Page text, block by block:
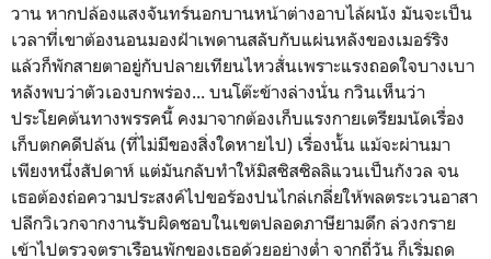
วาน หากปล้องแสงจันทร์นอกบานหน้าต่างอาบไล้ผนัง มันจะเป็น
เวลาที่เขาต้องนอนมองฝ้าเพดานสลับกับแผ่นหลังของเมอร์ริง
แล้วก็พักสายตาอยู่กับปลายเทียนไหวสั่นเพราะแรงถอดใจบางเบา
หลังพบว่าตัวเองบกพร่อง... บนโต๊ะข้างล่างนั่น กวินเห็นว่า
ประโยคต้นทางพรรคนี้ คงมาจากต้องเก็บแรงกายเตรียมนัดเรื่อง
เก็บตกคดีปล้น (ที่ไม่มีของสิ่งใดหายไป) เรื่องนั้น แม้จะผ่านมา
เพียงหนึ่งสัปดาห์ แต่มันกลับทำให้มิสซิสซิลลิแวนเป็นกังวล จน
เธอต้องถ่อความประสงค์ไปขอร้องปนไกล่เกลี่ยให้พลตระเวนอาสา
ปลีกวิเวกจากงานรับผิดชอบในเขตปลอดภาษียามดึก ล่วงกราย
เข้าไปตรวจตราเรือนพักของเธอด้วยอย่างต่ำ จากถี่วัน ก็เริ่มถด